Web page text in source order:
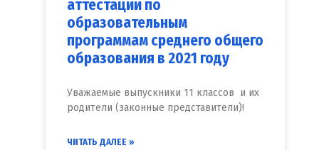
аттестации по
образовательным
программам среднего общего
образования в 2021 году
Уважаемые выпускники 11 классов и их
родители (законные представители)!
ЧИТАТЬ ДАЛЕЕ »